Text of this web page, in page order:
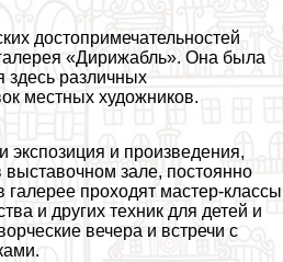
достопримечательностей
«Дирижабль». Она была
здесь различных
местных художников.
экспозиция и произведения,
зале, постоянно
галерее проходят мастер-классы
и других техник для детей и
вечера и встречи с